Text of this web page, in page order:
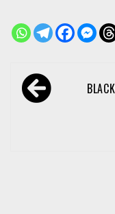
Navegación
de